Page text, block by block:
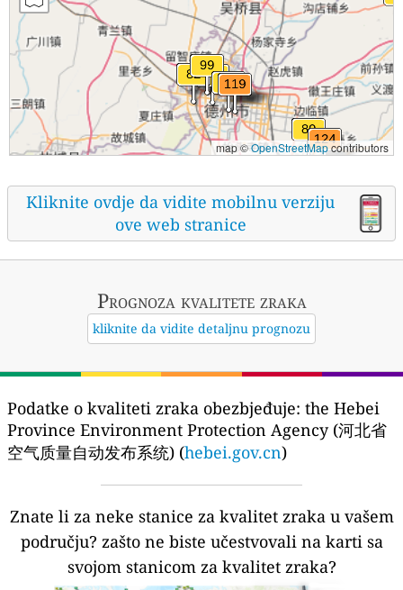
map ©OpenStreetMapcontributors
Kliknite ovdje da vidite mobilnu verziju
ove web stranice
Prognoza kvalitete zraka
kliknite da vidite detaljnu prognozu
Podatke o kvaliteti zraka obezbjeđuje: the Hebei
Province Environment Protection Agency (河北省
空气质量自动发布系统) (hebei.gov.cn)
Znate li za neke stanice za kvalitet zraka u vašem
području? zašto ne biste učestvovali na karti sa
svojom stanicom za kvalitet zraka?